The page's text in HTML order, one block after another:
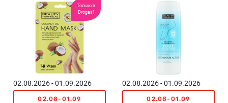
Только в
Drogas!
02.08.2026 - 01.09.2026
02.08-01.09
02.08.2026 - 01.09.2026
02.08-01.09